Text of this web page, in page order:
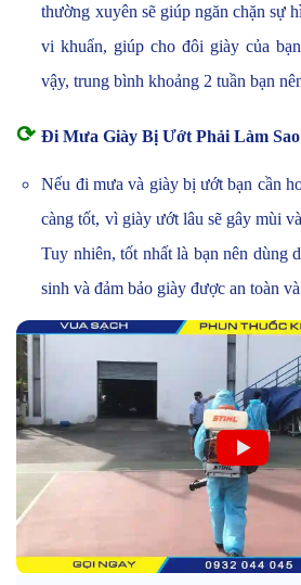
thường xuyên sẽ giúp ngăn chặn sự
vi khuẩn, giúp cho đôi giày của
vậy, trung bình khoảng 2 tuần bạn
⟳ Đi Mưa Giày Bị Ướt Phải Làm
Nếu đi mưa và giày bị ướt bạn cần
càng tốt, vì giày ướt lâu sẽ gây mùi
Tuy nhiên, tốt nhất là bạn nên dùng
sinh và đảm bảo giày được an toàn